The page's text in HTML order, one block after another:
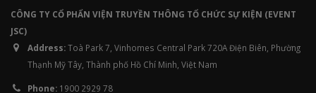
CÔNG TY CỔ PHẨN VIỆN TRUYỀN THÔNG TỔ CHỨC SỰ KIỆN (EVENT
JSC)
Address:Toà Park 7, Vinhomes Central Park 720A Điện Biên, Phường
Thạnh Mỹ Tây, Thành phố Hồ Chí Minh, Việt Nam
Phone: 1900 2929 78